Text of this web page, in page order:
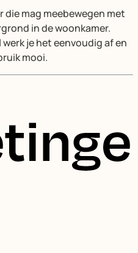
die mag meebewegen met
in de woonkamer.
je het eenvoudig af en
mooi.